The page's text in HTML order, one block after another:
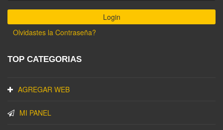
Olvidastes la Contraseña?
TOP CATEGORIAS
AGREGAR WEB
MI PANEL